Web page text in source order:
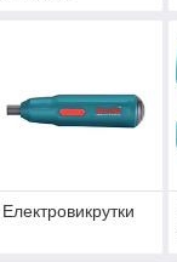
Електровикрутки